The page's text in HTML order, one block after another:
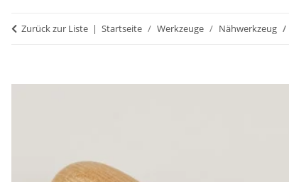
Zurück zur Liste Startseite Werkzeuge Nähwerkzeug